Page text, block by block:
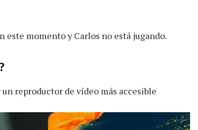
este momento y Carlos no está jugando.
reproductor de vídeo más accesible